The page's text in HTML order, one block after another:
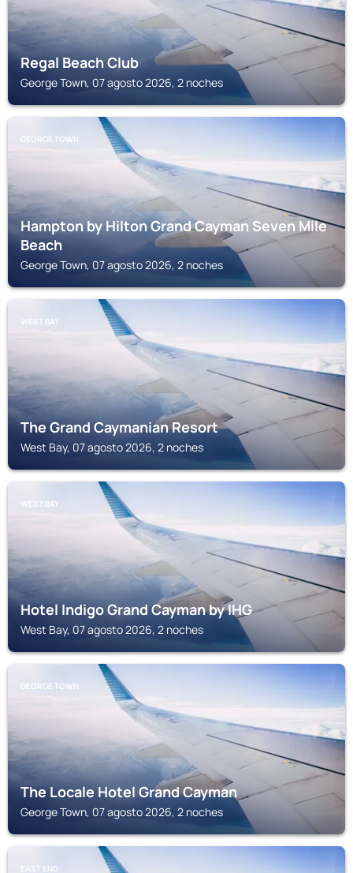
Regal Beach Club
George Town, 07 agosto 2026, 2 noches
GEORGE TOWN
Hampton by Hilton Grand Cayman Seven Mile
Beach
George Town, 07 agosto 2026, 2 noches
WEST BAY
The Grand Caymanian Resort
West Bay, 07 agosto 2026, 2 noches
WEST BAY
Hotel Indigo Grand Cayman by IHG
West Bay, 07 agosto 2026, 2 noches
GEORGE TOWN
The Locale Hotel Grand Cayman
George Town, 07 agosto 2026, 2 noches
EAST END